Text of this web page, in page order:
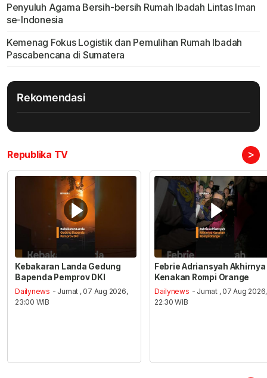
Penyuluh Agama Bersih-bersih Rumah Ibadah Lintas Iman
se-Indonesia
Kemenag Fokus Logistik dan Pemulihan Rumah Ibadah
Pascabencana di Sumatera
Rekomendasi
Republika TV >
Kebakaran Landa Gedung
Bapenda Pemprov DKI
Dailynews - Jumat , 07 Aug 2026,
23:00 WIB
Febrie Adriansyah Akhirnya
Kenakan Rompi Orange
Dailynews - Jumat , 07 Aug 2026,
22:30 WIB